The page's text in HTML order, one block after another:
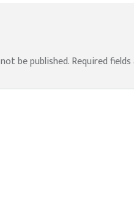
be published.Required